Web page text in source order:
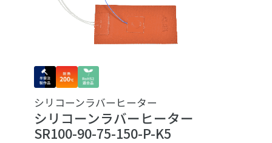
シリコーンラバーヒーター
シリコーンラバーヒーター
SR100-90-75-150-P-K5